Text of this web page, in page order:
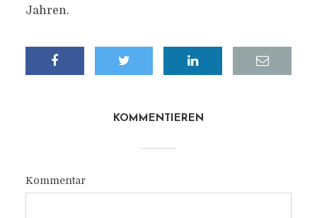
Jahren.
KOMMENTIEREN
Kommentar